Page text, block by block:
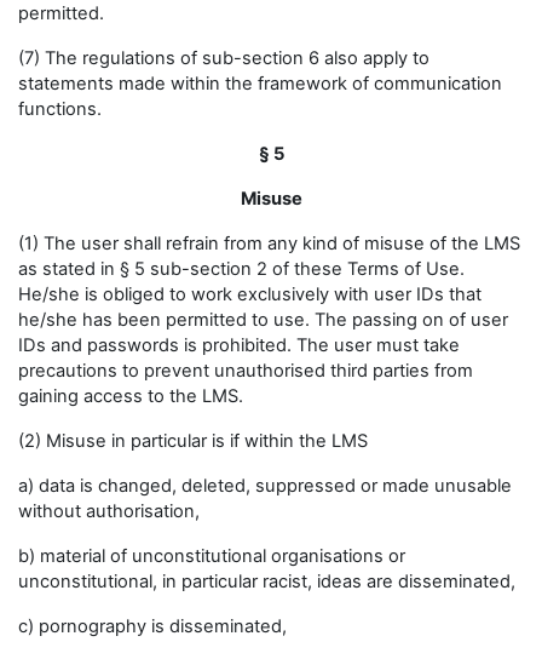
permitted.
(7) The regulations of sub-section 6 also apply to
statements made within the framework of communication
functions.
§ 5
Misuse
(1) The user shall refrain from any kind of misuse of the LMS
as stated in § 5 sub-section 2 of these Terms of Use.
He/she is obliged to work exclusively with user IDs that
he/she has been permitted to use. The passing on of user
IDs and passwords is prohibited. The user must take
precautions to prevent unauthorised third parties from
gaining access to the LMS.
(2) Misuse in particular is if within the LMS
a) data is changed, deleted, suppressed or made unusable
without authorisation,
b) material of unconstitutional organisations or
unconstitutional, in particular racist, ideas are disseminated,
c) pornography is disseminated,